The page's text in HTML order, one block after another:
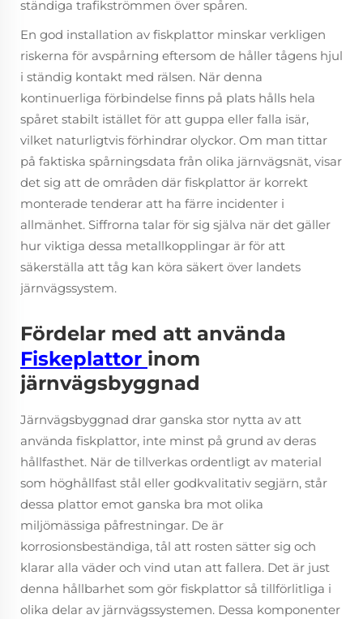
ständiga trafikströmmen över spåren.
En god installation av fiskplattor minskar verkligen
riskerna för avspårning eftersom de håller tågens hjul
i ständig kontakt med rälsen. När denna
kontinuerliga förbindelse finns på plats hålls hela
spåret stabilt istället för att guppa eller falla isär,
vilket naturligtvis förhindrar olyckor. Om man tittar
på faktiska spårningsdata från olika järnvägsnät, visar
det sig att de områden där fiskplattor är korrekt
monterade tenderar att ha färre incidenter i
allmänhet. Siffrorna talar för sig själva när det gäller
hur viktiga dessa metallkopplingar är för att
säkerställa att tåg kan köra säkert över landets
järnvägssystem.
Fördelar med att använda
Fiskeplattor inom
järnvägsbyggnad
Järnvägsbyggnad drar ganska stor nytta av att
använda fiskplattor, inte minst på grund av deras
hållfasthet. När de tillverkas ordentligt av material
som höghållfast stål eller godkvalitativ segjärn, står
dessa plattor emot ganska bra mot olika
miljömässiga påfrestningar. De är
korrosionsbeständiga, tål att rosten sätter sig och
klarar alla väder och vind utan att fallera. Det är just
denna hållbarhet som gör fiskplattor så tillförlitliga i
olika delar av järnvägssystemen. Dessa komponenter